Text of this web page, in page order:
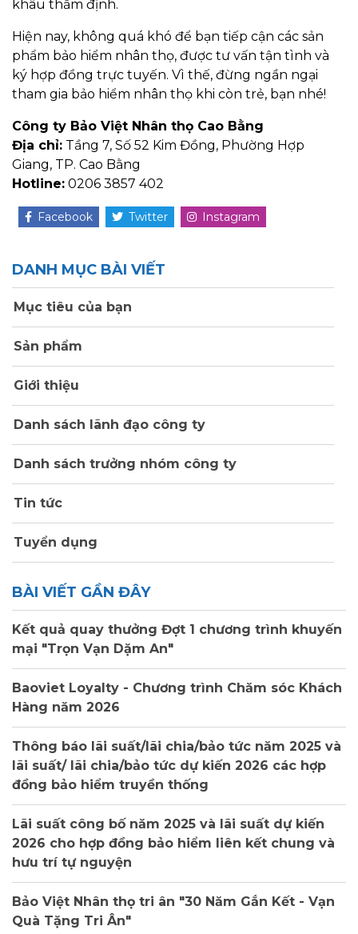
khâu thẩm định.
Hiện nay, không quá khó để bạn tiếp cận các sản
phẩm bảo hiểm nhân thọ, được tư vấn tận tình và
ký hợp đồng trực tuyến. Vì thế, đừng ngần ngại
tham gia bảo hiểm nhân thọ khi còn trẻ, bạn nhé!
Công ty Bảo Việt Nhân thọ Cao Bằng
Địa chỉ: Tầng 7, Số 52 Kim Đồng, Phường Hợp
Giang, TP. Cao Bằng
Hotline: 0206 3857 402
Facebook Twitter Instagram
DANH MỤC BÀI VIẾT
Mục tiêu của bạn
Sản phẩm
Giới thiệu
Danh sách lãnh đạo công ty
Danh sách trưởng nhóm công ty
Tin tức
Tuyển dụng
BÀI VIẾT GẦN ĐÂY
Kết quả quay thưởng Đợt 1 chương trình khuyến
mại "Trọn Vạn Dặm An"
Baoviet Loyalty - Chương trình Chăm sóc Khách
Hàng năm 2026
Thông báo lãi suất/lãi chia/bảo tức năm 2025 và
lãi suất/ lãi chia/bảo tức dự kiến 2026 các hợp
đồng bảo hiểm truyền thống
Lãi suất công bố năm 2025 và lãi suất dự kiến
2026 cho hợp đồng bảo hiểm liên kết chung và
hưu trí tự nguyện
Bảo Việt Nhân thọ tri ân "30 Năm Gắn Kết - Vạn
Quà Tặng Tri Ân"